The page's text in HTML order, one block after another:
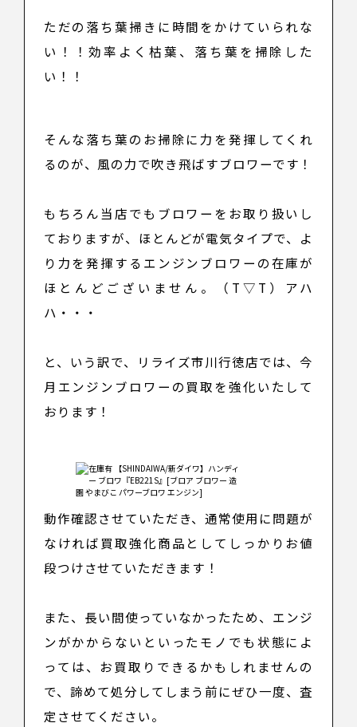
ただの落ち葉掃きに時間をかけていられな
い！！効率よく枯葉、落ち葉を掃除した
い！！
そんな落ち葉のお掃除に力を発揮してくれ
るのが、風の力で吹き飛ばすブロワーです！
もちろん当店でもブロワーをお取り扱いし
ておりますが、ほとんどが電気タイプで、よ
り力を発揮するエンジンブロワーの在庫が
ほとんどございません。（T▽T）アハ
ハ・・・
と、いう訳で、リライズ市川行徳店では、今
月エンジンブロワーの買取を強化 いたして
おります！
動作確認させていただき、通常使用に問題が
なければ買取強化商品としてしっかりお値
段つけさせていただきます！
また、 長い間使っていなかったため、エンジ
ンがかからないといったモノでも状態によ
っては、お買取りできるかもしれませんの
で、諦めて処分してしまう前にぜひ一度、査
定させてください。